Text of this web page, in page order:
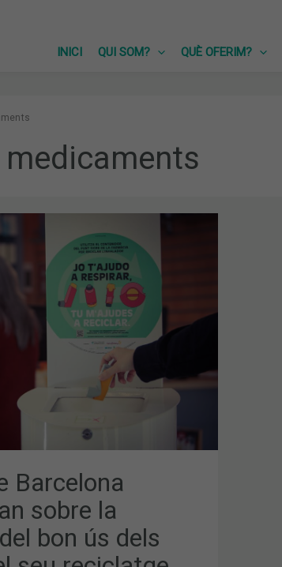
INICI
QUI SOM? QUÈ OFERIM?
Barcelona
sobre la
bon ús dels